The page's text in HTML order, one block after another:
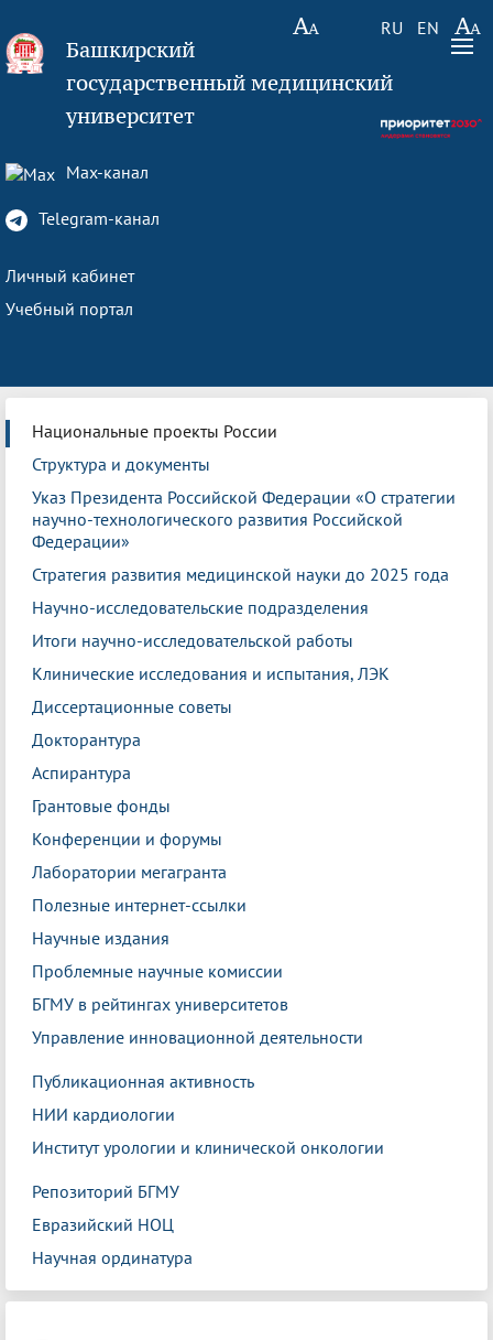
RU EN
Башкирский
государственный медицинский
университет
Max-канал
Telegram-канал
Личный кабинет
Учебный портал
Национальные проекты России
Структура и документы
Указ Президента Российской Федерации «О стратегии
научно-технологического развития Российской
Федерации»
Стратегия развития медицинской науки до 2025 года
Научно-исследовательские подразделения
Итоги научно-исследовательской работы
Клинические исследования и испытания, ЛЭК
Диссертационные советы
Докторантура
Аспирантура
Грантовые фонды
Конференции и форумы
Лаборатории мегагранта
Полезные интернет-ссылки
Научные издания
Проблемные научные комиссии
БГМУ в рейтингах университетов
Управление инновационной деятельности
Публикационная активность
НИИ кардиологии
Институт урологии и клинической онкологии
Репозиторий БГМУ
Евразийский НОЦ
Научная ординатура